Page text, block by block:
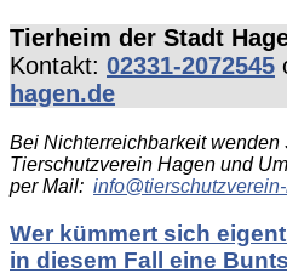
Tierheim der Stadt
Kontakt: 02331-2072545
hagen.de
Bei Nichterreichbarkeit wenden
Tierschutzverein Hagen und
per Mail:
Wer kümmert sich
in diesem Fall eine